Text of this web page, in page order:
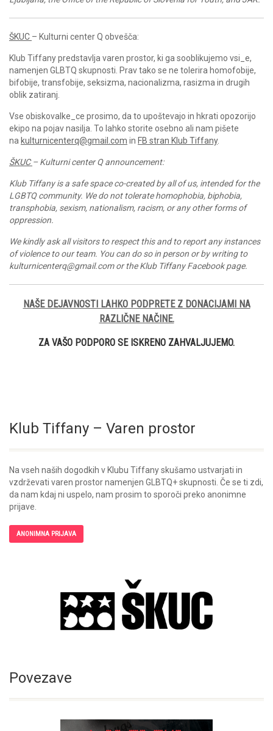
ŠKUC – Kulturni center Q obvešča:
Klub Tiffany predstavlja varen prostor, ki ga sooblikujemo vsi_e,
namenjen GLBTQ skupnosti. Prav tako se ne tolerira homofobije,
bifobije, transfobije, seksizma, nacionalizma, rasizma in drugih
oblik zatiranj.
Vse obiskovalke_ce prosimo, da to upoštevajo in hkrati opozorijo
ekipo na pojav nasilja. To lahko storite osebno ali nam pišete
na kulturnicenterq@gmail.com in FB stran Klub Tiffany.
ŠKUC– Kulturni center Q announcement:
Klub Tiffany is a safe space co-created by all of us, intended for the
LGBTQ community. We do not tolerate homophobia, biphobia,
transphobia, sexism, nationalism, racism, or any other forms of
oppression.
We kindly ask all visitors to respect this and to report any instances
of violence to our team. You can do so in person or by writing to
kulturnicenterq@gmail.com or theKlub Tiffany Facebook page.
NAŠE DEJAVNOSTI LAHKO PODPRETE Z DONACIJAMI NA
RAZLIČNE NAČINE.
ZA VAŠO PODPORO SE ISKRENO ZAHVALJUJEMO.
Klub Tiffany – Varen prostor
Na vseh naših dogodkih v Klubu Tiffany skušamo ustvarjati in
vzdrževati varen prostor namenjen GLBTQ+ skupnosti. Če se ti zdi,
da nam kdaj ni uspelo, nam prosim to sporoči preko anonimne
prijave.
ANONIMNA PRIJAVA
Povezave